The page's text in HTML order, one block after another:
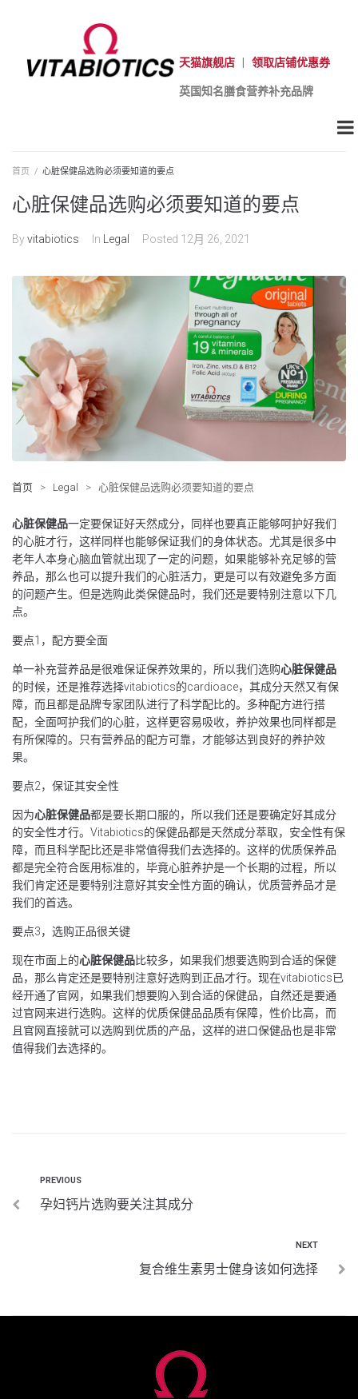
天猫旗舰店 领取店铺优惠券
英国知名膳食营养补充品牌
首页 / 心脏保健品选购必须要知道的要点
心脏保健品选购必须要知道的要点
Byvitabiotics In Legal Posted 12月 26, 2021
首页 > Legal > 心脏保健品选购必须要知道的要点
心脏保健品一定要保证好天然成分，同样也要真正能够呵护好我们
的心脏才行，这样同样也能够保证我们的身体状态。尤其是很多中
老年人本身心脑血管就出现了一定的问题，如果能够补充足够的营
养品，那么也可以提升我们的心脏活力，更是可以有效避免多方面
的问题产生。但是选购此类保健品时，我们还是要特别注意以下几
点。
要点1，配方要全面
单一补充营养品是很难保证保养效果的，所以我们选购心脏保健品
的时候，还是推荐选择vitabiotics的cardioace，其成分天然又有保
障，而且都是品牌专家团队进行了科学配比的。多种配方进行搭
配，全面呵护我们的心脏，这样更容易吸收，养护效果也同样都是
有所保障的。只有营养品的配方可靠，才能够达到良好的养护效
果。
要点2，保证其安全性
因为心脏保健品都是要长期口服的，所以我们还是要确定好其成分
的安全性才行。Vitabiotics的保健品都是天然成分萃取，安全性有保
障，而且科学配比还是非常值得我们去选择的。这样的优质保养品
都是完全符合医用标准的，毕竟心脏养护是一个长期的过程，所以
我们肯定还是要特别注意好其安全性方面的确认，优质营养品才是
我们的首选。
要点3，选购正品很关键
现在市面上的心脏保健品比较多，如果我们想要选购到合适的保健
品，那么肯定还是要特别注意好选购到正品才行。现在vitabiotics已
经开通了官网，如果我们想要购入到合适的保健品，自然还是要通
过官网来进行选购。这样的优质保健品品质有保障，性价比高，而
且官网直接就可以选购到优质的产品，这样的进口保健品也是非常
值得我们去选择的。
PREVIOUS
孕妇钙片选购要关注其成分
NEXT
复合维生素男士健身该如何选择